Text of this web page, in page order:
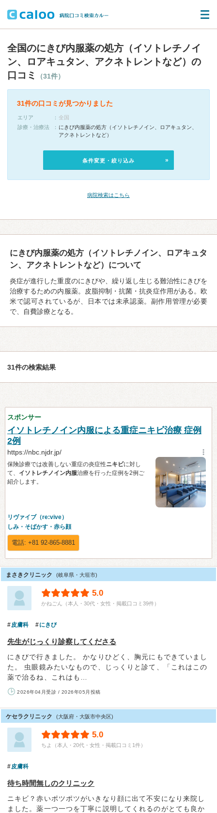
全国のにきび内服薬の処方（イソトレチノイ
ン、ロアキュタン、アクネトレントなど）の
口コミ
（31件）
31件の口コミが見つかりました
エリア
全国
診療・治療法
にきび内服薬の処方（イソトレチノイン、ロアキュタン、
アクネトレントなど）
条件変更・絞り込み
病院検索はこちら
にきび内服薬の処方（イソトレチノイン、ロアキュタ
ン、アクネトレントなど）について
炎症が進行した重度のにきびや、繰り返し生じる難治性にきびを
治療するための内服薬。皮脂抑制・抗菌・抗炎症作用がある。欧
米で認可されているが、日本では未承認薬。副作用管理が必要
で、自費診療となる。
31件の検索結果
まさきクリニック (岐阜県・大垣市)
5.0
かねごん（本人・30代・女性・掲載口コミ39件）
皮膚科 にきび
先生がじっくり診察してくださる
にきびで行きました。 かなりひどく、胸元にもできていまし
た。 虫眼鏡みたいなもので、じっくりと診て、「これはこの
薬で治るね、これはも…
2026年04月受診 / 2026年05月投稿
ケセラクリニック (大阪府・大阪市中央区)
5.0
ちよ（本人・20代・女性・掲載口コミ1件）
皮膚科
待ち時間無しのクリニック
ニキビ？赤いポツポツがいきなり顔に出て不安になり来院し
ました。薬一つ一つを丁寧に説明してくれるのがとても良か